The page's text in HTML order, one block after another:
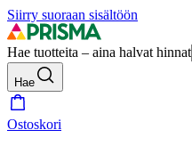
Siirry suoraan sisältöön
Hae tuotteita – aina halvat hinnat
Hae
Ostoskori